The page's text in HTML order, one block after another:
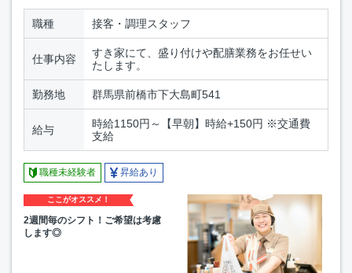
職種 接客・調理スタッフ
仕事内容
すき家にて、盛り付けや配膳業務をお任せい
たします。
勤務地 群馬県前橋市下大島町541
給与
時給1150円～【早朝】時給+150円 ※交通費
支給
職種未経験者 昇給あり
ここがオススメ！
2週間毎のシフト！ご希望は考慮
します◎